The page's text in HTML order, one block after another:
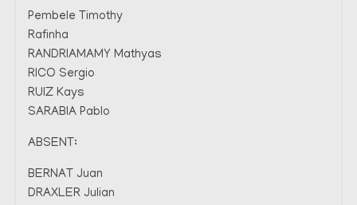
Pembele Timothy
Rafinha
RANDRIAMAMY Mathyas
RICO Sergio
RUIZ Kays
SARABIA Pablo
ABSENT:
BERNAT Juan
DRAXLER Julian